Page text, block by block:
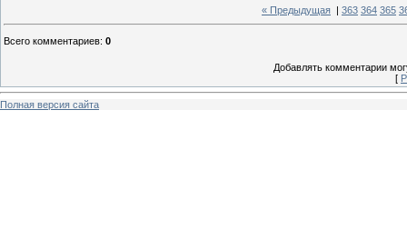
« Предыдущая 363 364 365
Всего комментариев: 0
Добавлять комментарии
[
Полная версия сайта